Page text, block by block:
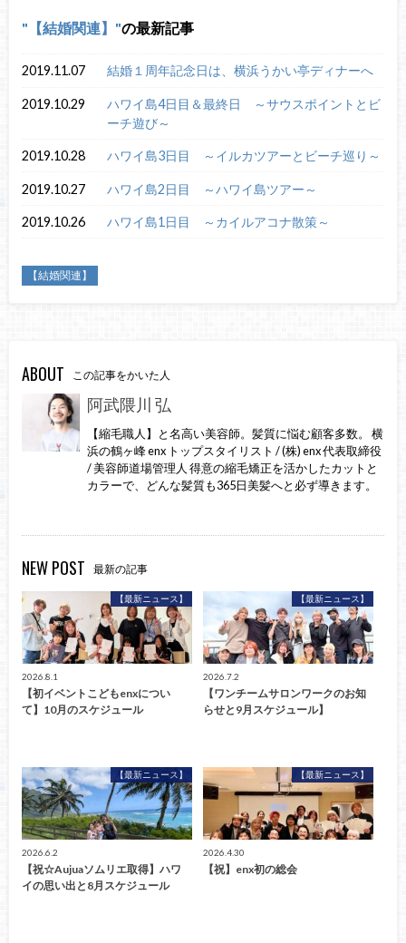
【結婚関連】 の最新記事
2019.11.07 結婚１周年記念日は、横浜うかい亭ディナーへ
2019.10.29
ハワイ島4日目＆最終日 ～サウスポイントとビ
ーチ遊び～
2019.10.28 ハワイ島3日目 ～イルカツアーとビーチ巡り～
2019.10.27 ハワイ島2日目 ～ハワイ島ツアー～
2019.10.26 ハワイ島1日目 ～カイルアコナ散策～
【結婚関連】
ABOUT この記事をかいた人
阿武隈川 弘
【縮毛職人】と名高い美容師。髪質に悩む顧客多数。 横
浜の鶴ヶ峰 enx トップスタイリスト / (株) enx 代表取締役
/ 美容師道場管理人 得意の縮毛矯正を活かしたカットと
カラーで、どんな髪質も365日美髪へと必ず導きます。
NEW POST 最新の記事
【最新ニュース】
2026.8.1
【初イベントこどもenxについ
て】10月のスケジュール
【最新ニュース】
2026.7.2
【ワンチームサロンワークのお知
らせと9月スケジュール】
【最新ニュース】
2026.6.2
【祝☆Aujuaソムリエ取得】ハワ
イの思い出と8月スケジュール
【最新ニュース】
2026.4.30
【祝】enx初の総会